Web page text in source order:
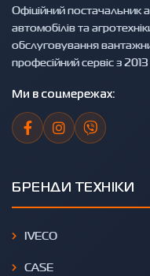
Офіційний постачальник
автомобілів та
обслуговування
професійний сервіс з
Ми в соцмережах:
БРЕНДИ ТЕХНІКИ
IVECO
CASE